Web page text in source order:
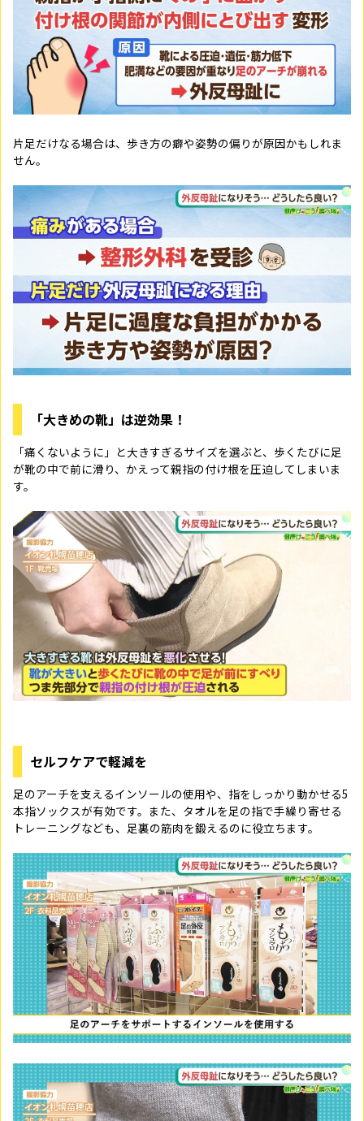
片足だけなる場合は、歩き方の癖や姿勢の偏りが原因かもしれま
せん。
「大きめの靴」は逆効果！
「痛くないように」と大きすぎるサイズを選ぶと、歩くたびに足
が靴の中で前に滑り、かえって親指の付け根を圧迫してしまいま
す。
セルフケアで軽減を
足のアーチを支えるインソールの使用や、指をしっかり動かせる5
本指ソックスが有効です。また、タオルを足の指で手繰り寄せる
トレーニングなども、足裏の筋肉を鍛えるのに役立ちます。